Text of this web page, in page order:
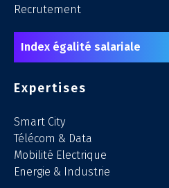
Recrutement
Index égalité salariale
Expertises
Smart City
Télécom & Data
Mobilité Electrique
Energie & Industrie